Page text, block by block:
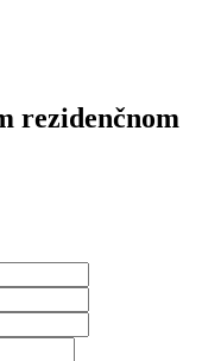
rezidenčnom